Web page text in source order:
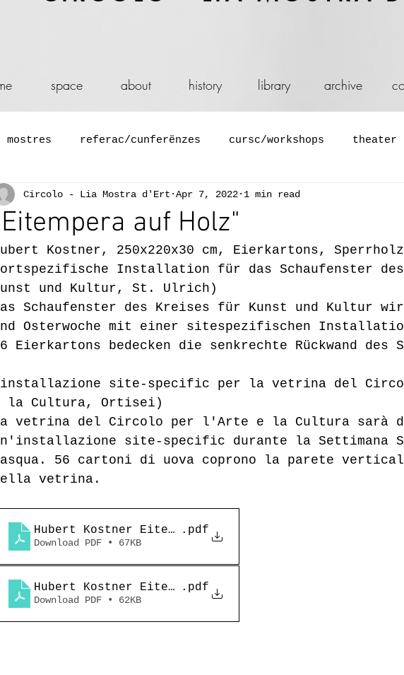
space about history library archive
mostres referac/cunferënzes cursc/workshops theater
symposium descuscion/aperitif culturel
leteratura performance y bal azion vetrina juech
generela prejentazion de zaites y libri nstalazions
auf Holz"
Circolo - Lia Mostra d'Ert Apr 7, 2022 1 min read
Kostner, 250x220x30 cm, Eierkartons, Sperrholz
Installation für das Schaufenster
und Kultur, St. Ulrich)
Schaufenster des Kreises für Kunst und Kultur
Osterwoche mit einer sitespezifischen
Eierkartons bedecken die senkrechte Rückwand des
site-specific per la vetrina del
la Cultura, Ortisei)
vetrina del Circolo per l'Arte e la Cultura sarà
site-specific durante la Settimana
56 cartoni di uova coprono la parete
vetrina.
Hubert Kostner Eitempera auf Holz
.pdf
Download PDF • 67KB
Hubert Kostner Eitempera auf Holz_Ita
.pdf
Download PDF • 62KB